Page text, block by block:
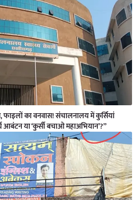
फाइलों का वनवास! संचालनालय में कुर्सियां
आबंटन या ‘कुर्सी बचाओ महाअभियान’?”